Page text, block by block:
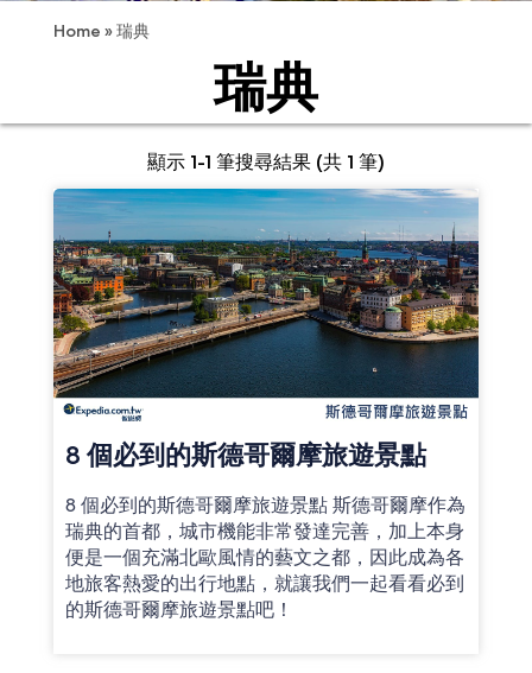
Home »瑞典
瑞典
顯示 1-1 筆搜尋結果 (共 1 筆)
8 個必到的斯德哥爾摩旅遊景點
8 個必到的斯德哥爾摩旅遊景點 斯德哥爾摩作為
瑞典的首都，城市機能非常發達完善，加上本身
便是一個充滿北歐風情的藝文之都，因此成為各
地旅客熱愛的出行地點，就讓我們一起看看必到
的斯德哥爾摩旅遊景點吧！